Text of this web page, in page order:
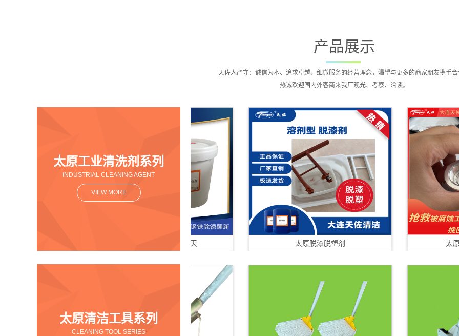
产品展示
天佐人严守：诚信为本、追求卓越、细微服务的经营理念，渴望与更多的商家朋友携手
热诚欢迎国内外客商来我厂观光、考察、洽谈。
太原工业清洗剂系列
INDUSTRIAL CLEANING AGENT
VIEW MORE
太原清洁工具系列
CLEANING TOOL SERIES
太原脱漆脱塑剂 太原铝合金